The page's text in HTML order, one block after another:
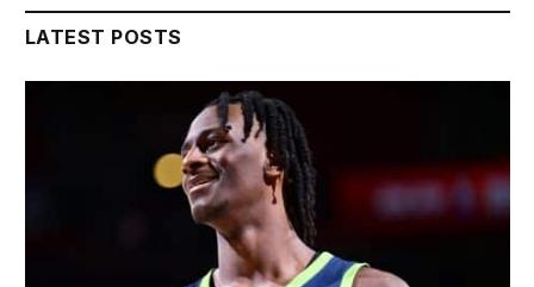
LATEST POSTS